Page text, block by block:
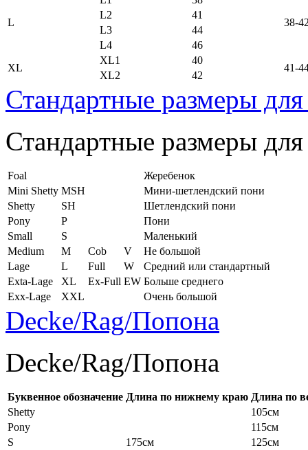
L
38-
L2
41
L3
44
L4
46
XL
XL1 40
41-
XL2 42
Стандартные размеры
Стандартные размеры
Foal
Жеребенок
Mini Shetty MSH
Мини-шетлендский пони
Shetty
SH
Шетлендский пони
Pony
P
Пони
Small
S
Маленький
Medium
M Cob V
Не большой
Lage
L Full W
Средний или стандартный
Exta-Lage
XL Ex-Full EW Больше среднего
Exx-Lage
XXL Очень большой
Decke/Rag/Попона
Decke/Rag/Попона
Буквенное обозначение Длина по нижнему краю Длина по
Shetty
105см
Pony
115см
S
175см
125см